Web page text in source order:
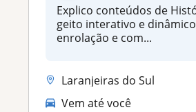
Explico conteúdos de
geito interativo e
enrolação e com...
Laranjeiras do Sul
Vem até você